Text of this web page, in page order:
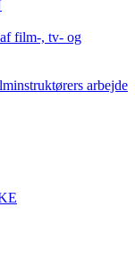
film-, tv- og
arbejde